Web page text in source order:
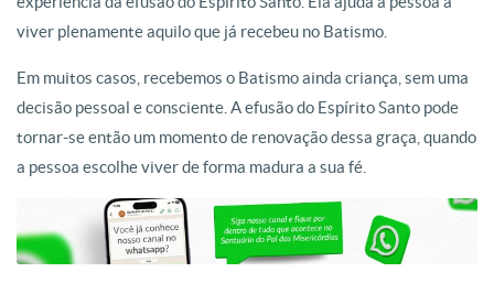
viver plenamente aquilo que já recebeu no Batismo.
Em muitos casos, recebemos o Batismo ainda criança, sem uma
decisão pessoal e consciente. A efusão do Espírito Santo pode
tornar-se então um momento de renovação dessa graça, quando
a pessoa escolhe viver de forma madura a sua fé.